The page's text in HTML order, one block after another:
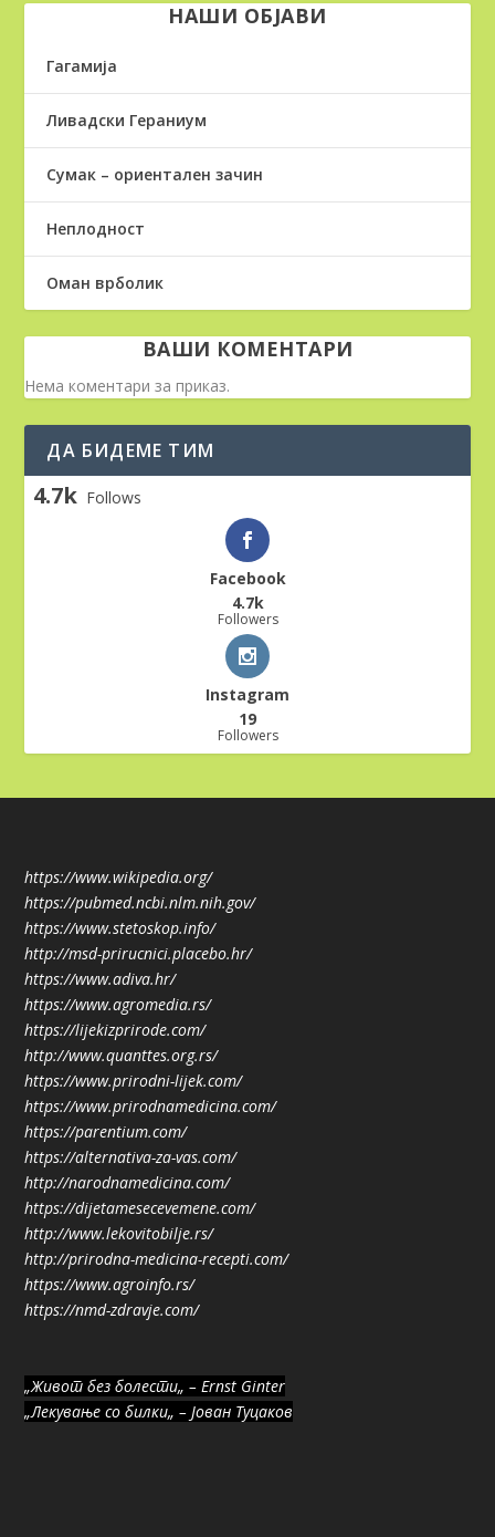
НАШИ ОБЈАВИ
Гагамија
Ливадски Гераниум
Сумак – ориентален зачин
Неплодност
Оман врболик
ВАШИ КОМЕНТАРИ
Нема коментари за приказ.
ДА БИДЕМЕ ТИМ
4.7k Follows
Facebook
4.7k
Followers
Instagram
19
Followers
https://www.wikipedia.org/
https://pubmed.ncbi.nlm.nih.gov/
https://www.stetoskop.info/
http://msd-prirucnici.placebo.hr/
https://www.adiva.hr/
https://www.agromedia.rs/
https://lijekizprirode.com/
http://www.quanttes.org.rs/
https://www.prirodni-lijek.com/
https://www.prirodnamedicina.com/
https://parentium.com/
https://alternativa-za-vas.com/
http://narodnamedicina.com/
https://dijetamesecevemene.com/
http://www.lekovitobilje.rs/
http://prirodna-medicina-recepti.com/
https://www.agroinfo.rs/
https://nmd-zdravje.com/
„Живот без болести„ – Ernst Ginter
„Лекување со билки„ – Јован Туцаков